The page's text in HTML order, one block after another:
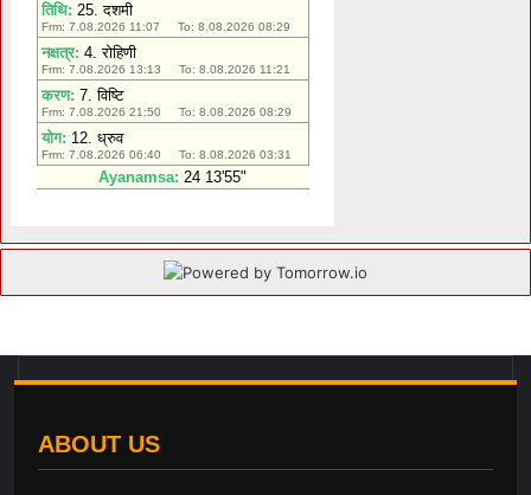
ABOUT US